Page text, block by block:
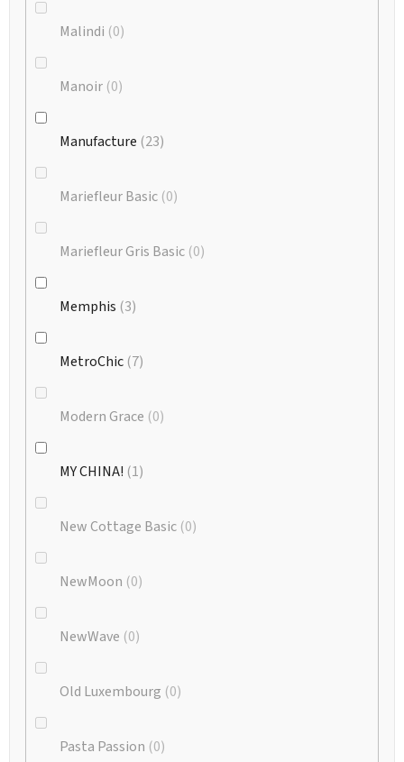
Malindi 0
Manoir 0
Manufacture 23
Mariefleur Basic 0
Mariefleur Gris Basic 0
Memphis 3
MetroChic 7
Modern Grace 0
MY CHINA! 1
New Cottage Basic 0
NewMoon 0
NewWave 0
Old Luxembourg 0
Pasta Passion 0